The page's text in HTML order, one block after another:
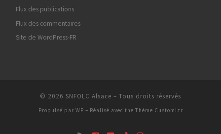
Flux des publications
Flux des commentaires
Site de WordPress-FR
© 2026 SNFOLC Alsace – Tous droits réservés
Propulsé par WP – Réalisé avec the Thème Customizr